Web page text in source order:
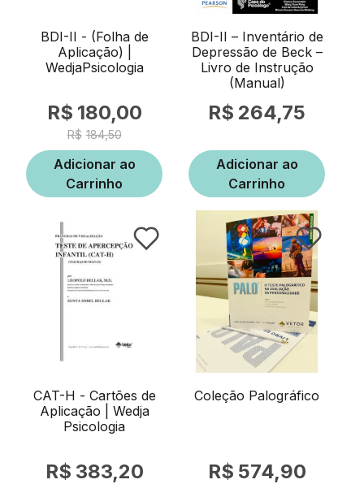
BDI-II - (Folha de
Aplicação) |
WedjaPsicologia
184,50
180,00
Adicionar ao
Carrinho
BDI-II – Inventário de
Depressão de Beck –
Livro de Instrução
(Manual)
264,75
Adicionar ao
Carrinho
CAT-H - Cartões de
Aplicação | Wedja
Psicologia
383,20
Coleção Palográfico
574,90